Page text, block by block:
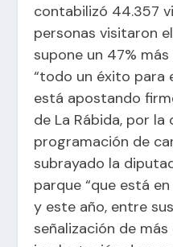
contabilizó 44.357
personas visitaron
supone un 47%
“todo un éxito para
está apostando
de La Rábida, por
programación de
subrayado la
parque “que está
y este año, entre
señalización de